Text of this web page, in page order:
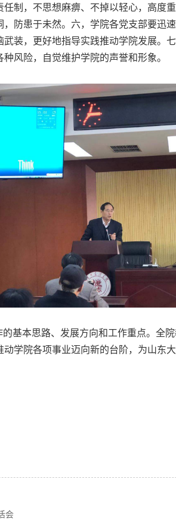
制，不思想麻痹、不掉以轻心，高度
防患于未然。六，学院各党支部要迅
装，更好地指导实践推动学院发展。
风险，自觉维护学院的声誉和形象。
基本思路、发展方向和工作重点。全
学院各项事业迈向新的台阶，为山东
会